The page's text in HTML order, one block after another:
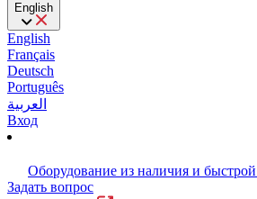
English
English
Français
Deutsch
Português
العربية
Вход
Оборудование из наличия и
Задать вопрос